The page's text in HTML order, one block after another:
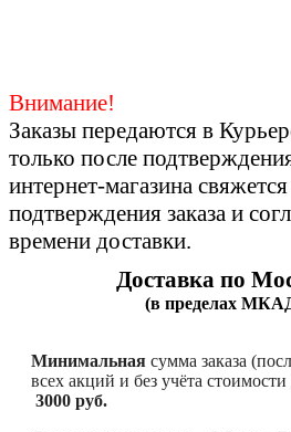
Внимание!
Заказы передаются в
только после
интернет-магазина
подтверждения заказа и
времени доставки.
Доставка по
(в пределах
Минимальная сумма заказа
всех акций и без учёта
3000 руб.